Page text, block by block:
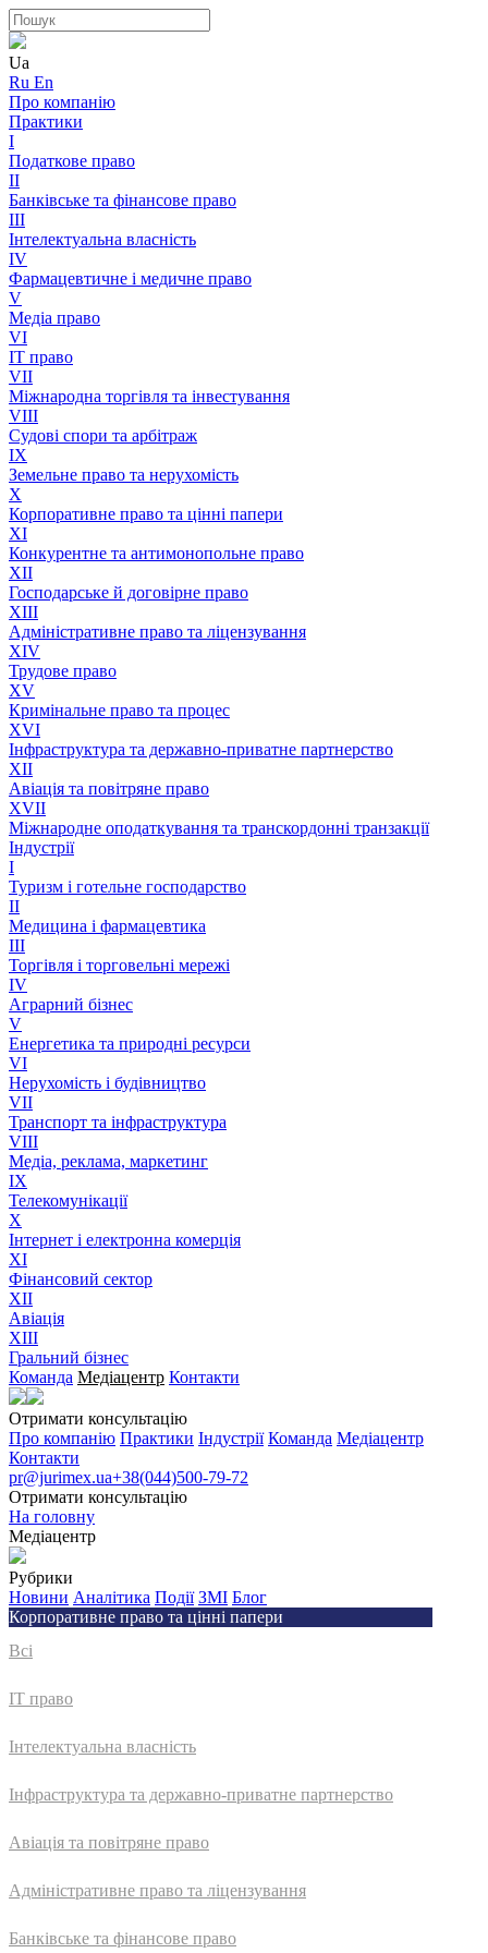
Ua
Ru En
Про компанію
Практики
I
Податкове право
II
Банківське та фінансове право
III
Інтелектуальна власність
IV
Фармацевтичне і медичне право
V
Медіа право
VI
IT право
VII
Міжнародна торгівля та інвестування
VIII
Судові спори та арбітраж
IX
Земельне право та нерухомість
X
Корпоративне право та цінні папери
XI
Конкурентне та антимонопольне право
XII
Господарське й договірне право
XIII
Адмiнiстративне право та лiцензування
XIV
Трудове право
XV
Кримінальне право та процес
XVI
Інфраструктура та державно-приватне партнерство
XII
Авіація та повітряне право
XVII
Міжнародне оподаткування та транскордонні транзакції
Індустрії
I
Туризм і готельне господарство
II
Медицина і фармацевтика
III
Торгівля і торговельні мережі
IV
Аграрний бізнес
V
Енергетика та природні ресурси
VI
Нерухомість і будівництво
VII
Транспорт та інфраструктура
VIII
Медіа, реклама, маркетинг
IX
Телекомунікації
X
Інтернет і електронна комерція
XI
Фінансовий сектор
XII
Авіація
XIII
Гральний бізнес
Команда Медіацентр Контакти
Отримати консультацію
Про компанію Практики Індустрії Команда Медіацентр
Контакти
pr@jurimex.ua+38(044)500-79-72
Отримати консультацію
На головну
Медіацентр
Рубрики
Новини Аналітика Події ЗМІ Блог
Корпоративне право та цінні папери
Всі
IT право
Інтелектуальна власність
Інфраструктура та державно-приватне партнерство
Авіація та повітряне право
Адмiнiстративне право та лiцензування
Банківське та фінансове право